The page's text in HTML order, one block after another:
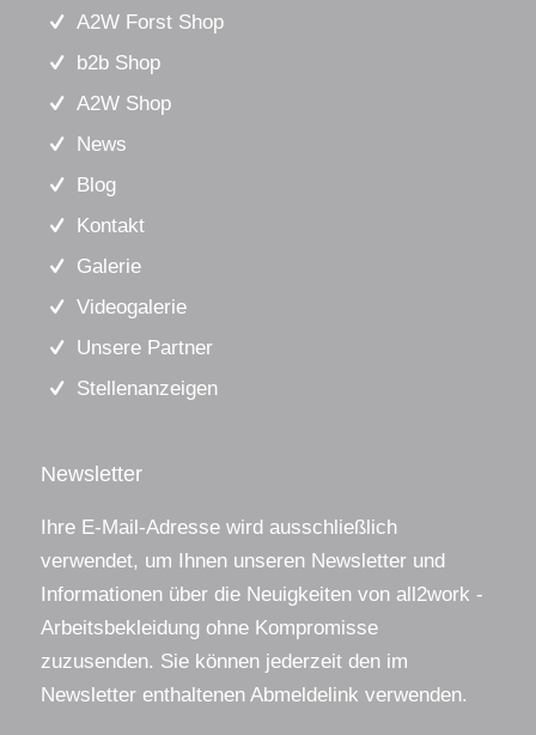
A2W Forst Shop
b2b Shop
A2W Shop
News
Blog
Kontakt
Galerie
Videogalerie
Unsere Partner
Stellenanzeigen
Newsletter
Ihre E-Mail-Adresse wird ausschließlich
verwendet, um Ihnen unseren Newsletter und
Informationen über die Neuigkeiten von all2work -
Arbeitsbekleidung ohne Kompromisse
zuzusenden. Sie können jederzeit den im
Newsletter enthaltenen Abmeldelink verwenden.